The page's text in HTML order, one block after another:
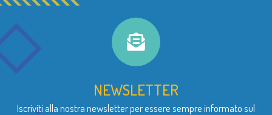
NEWSLETTER
Iscriviti alla nostra newsletter per essere sempre informato sul